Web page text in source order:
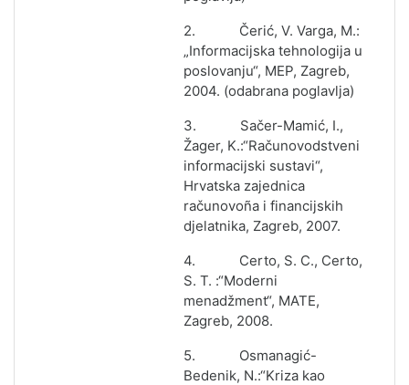
2. Čerić, V. Varga, M.:
„Informacijska tehnologija u
poslovanju“, MEP, Zagreb,
2004. (odabrana poglavlja)
3. Sačer-Mamić, I.,
Žager, K.:“Računovodstveni
informacijski sustavi“,
Hrvatska zajednica
računovoña i financijskih
djelatnika, Zagreb, 2007.
4. Certo, S. C., Certo,
S. T. :“Moderni
menadžment“, MATE,
Zagreb, 2008.
5. Osmanagić-
Bedenik, N.:“Kriza kao